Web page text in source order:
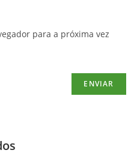
para a próxima vez